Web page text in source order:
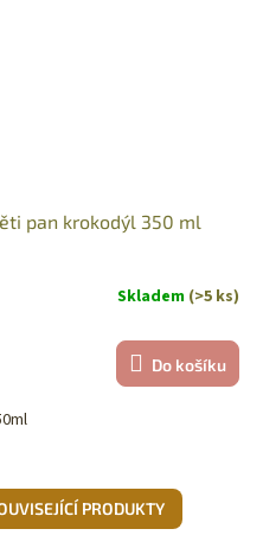
pan krokodýl 350 ml
Skladem (>5 ks)
Do košíku
PRODUKTY